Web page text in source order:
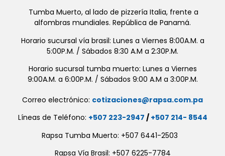
Tumba Muerto, al lado de pizzería Italia, frente a
alfombras mundiales. República de Panamá.
Horario sucursal vía brasil: Lunes a Viernes 8:00A.M. a
5:00P.M. / Sábados 8:30 A.M a 2:30P.M.
Horario sucursal tumba muerto: Lunes a Viernes
9:00A.M. a 6:00P.M. / Sábados 9:00 A.M a 3:00P.M.
Correo electrónico: cotizaciones@rapsa.com.pa
Líneas de Teléfono: +507 223-2947 / +507 214- 8544
Rapsa Tumba Muerto: +507 6441-2503
Rapsa Vía Brasil: +507 6225-7784